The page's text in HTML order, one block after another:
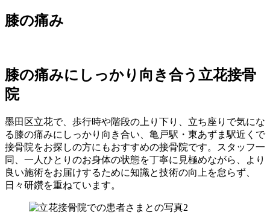
膝の痛み
膝の痛みにしっかり向き合う立花接骨
院
墨田区立花で、歩行時や階段の上り下り、立ち座りで気にな
る膝の痛みにしっかり向き合い、亀戸駅・東あずま駅近くで
接骨院をお探しの方にもおすすめの接骨院です。スタッフ一
同、一人ひとりのお身体の状態を丁寧に見極めながら、より
良い施術をお届けするために知識と技術の向上を怠らず、
日々研鑽を重ねています。